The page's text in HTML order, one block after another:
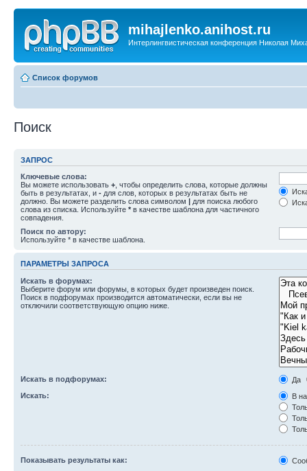
mihajlenko.anihost.ru
Интерлингвистическая конференция Николая
Список форумов
Поиск
ЗАПРОС
Ключевые слова:
Вы можете использовать + , чтобы определить слова, которые должны
быть в результатах, и - для слов, которых в результатах быть не
должно. Вы можете разделить слова символом | для поиска любого
слова из списка. Используйте * в качестве шаблона для частичного
совпадения.
Поиск по автору:
Используйте * в качестве шаблона.
ПАРАМЕТРЫ ЗАПРОСА
Искать в форумах:
Выберите форум или форумы, в которых будет произведен поиск.
Поиск в подфорумах производится автоматически, если вы не
отключили соответствующую опцию ниже.
Искать в подфорумах:
Да
Искать:
В
Показывать результаты как: